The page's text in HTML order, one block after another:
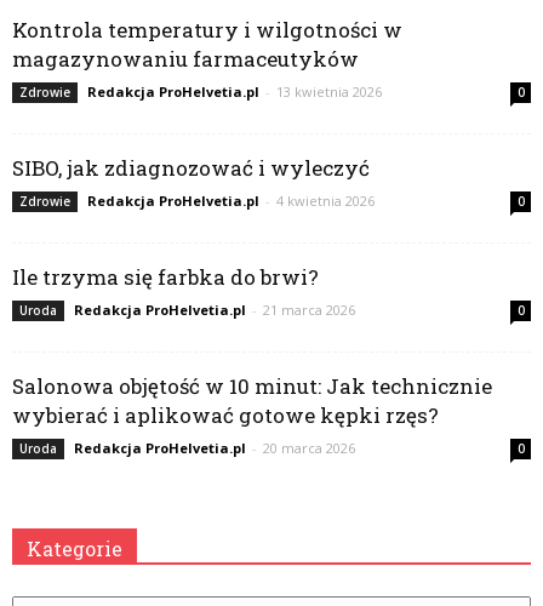
Kontrola temperatury i wilgotności w
magazynowaniu farmaceutyków
Zdrowie Redakcja ProHelvetia.pl - 13 kwietnia 2026 0
SIBO, jak zdiagnozować i wyleczyć
Zdrowie Redakcja ProHelvetia.pl - 4 kwietnia 2026 0
Ile trzyma się farbka do brwi?
Uroda Redakcja ProHelvetia.pl - 21 marca 2026 0
Salonowa objętość w 10 minut: Jak technicznie
wybierać i aplikować gotowe kępki rzęs?
Uroda Redakcja ProHelvetia.pl - 20 marca 2026 0
Kategorie
Kategorie